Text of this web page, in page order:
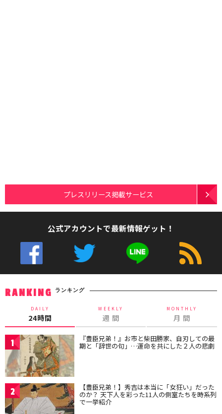
プレスリリース掲載サービス
公式アカウントで最新情報ゲット！
RANKING ランキング
DAILY
24時間
WEEKLY
週 間
MONTHLY
月 間
1 『豊臣兄弟！』お市と柴田勝家、自刃しての最
期と「辞世の句」…運命を共にした２人の悲劇
2 【豊臣兄弟！】秀吉は本当に「女狂い」だった
のか？ 天下人を彩った11人の側室たちを時系列
で一挙紹介